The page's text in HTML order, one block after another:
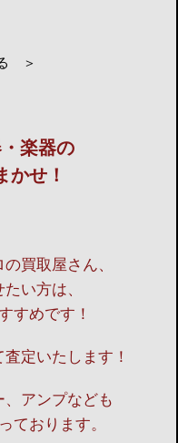
＞
楽器の
かせ！
買取屋さん、
い方は、
すめです！
定いたします！
アンプなども
ております。